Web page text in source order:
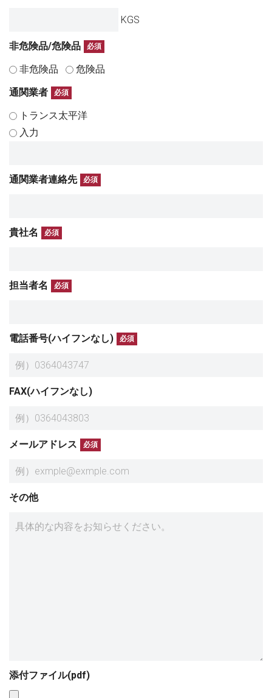
KGS
非危険品/危険品 必須
非危険品
危険品
通関業者
必須
トランス太平洋
入力
通関業者連絡先 必須
貴社名 必須
担当者名 必須
電話番号(ハイフンなし) 必須
FAX(ハイフンなし)
メールアドレス 必須
その他
添付ファイル(pdf)